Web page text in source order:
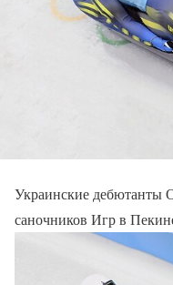
Украинские дебютанты
саночников Игр в